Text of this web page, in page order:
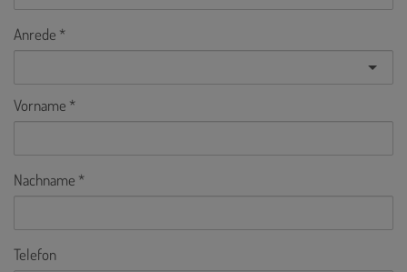
Anrede
Vorname
Nachname
Telefon